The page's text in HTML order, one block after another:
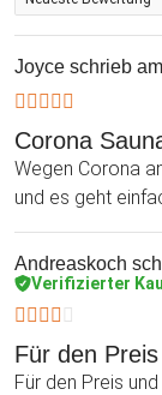
dadurch wird es
Geschenkidee
wollen!
Joyce schrieb
Corona
Wegen Corona
und es geht
Andreaskoch
Verifizierter
Für den
Für den Preis